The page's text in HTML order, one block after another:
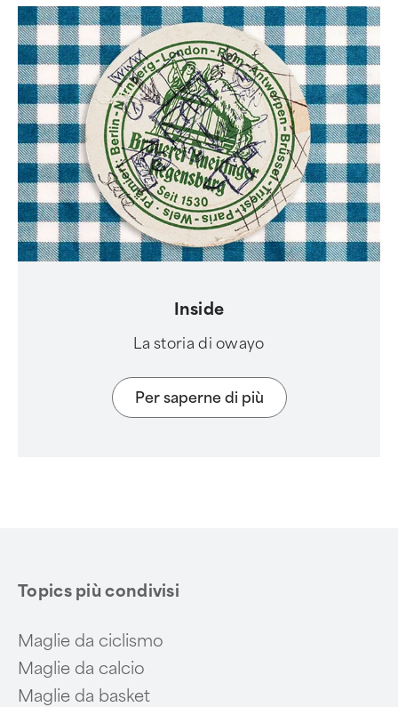
Inside
La storia di owayo
Per saperne di più
Topics più condivisi
Maglie da ciclismo
Maglie da calcio
Maglie da basket